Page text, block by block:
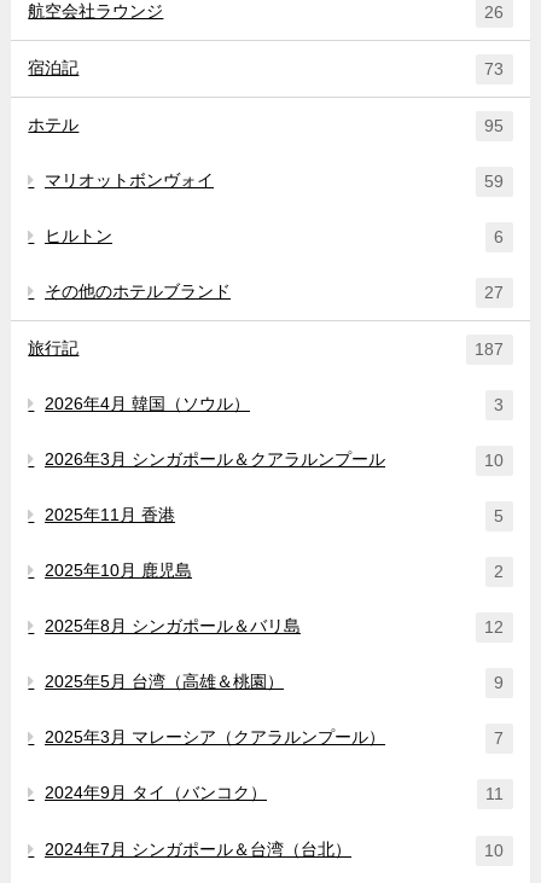
航空会社ラウンジ 26
宿泊記 73
ホテル 95
マリオットボンヴォイ 59
ヒルトン 6
その他のホテルブランド 27
旅行記 187
2026年4月 韓国（ソウル） 3
2026年3月 シンガポール＆クアラルンプール 10
2025年11月 香港 5
2025年10月 鹿児島 2
2025年8月 シンガポール＆バリ島 12
2025年5月 台湾（高雄＆桃園） 9
2025年3月 マレーシア（クアラルンプール） 7
2024年9月 タイ（バンコク） 11
2024年7月 シンガポール＆台湾（台北） 10